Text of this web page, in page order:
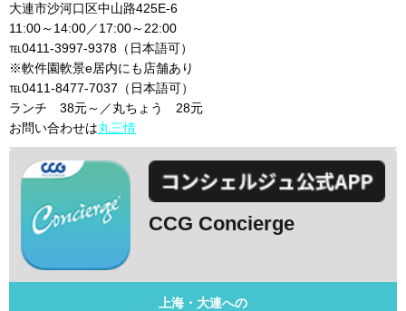
大連市沙河口区中山路425E-6
11:00～14:00／17:00～22:00
℡0411-3997-9378（日本語可）
※軟件園軟景e居内にも店舗あり
℡0411-8477-7037（日本語可）
ランチ 38元～／丸ちょう 28元
お問い合わせは丸三情
CCG Concierge
上海・大連への